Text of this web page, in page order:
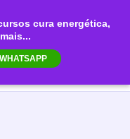
cura energética,